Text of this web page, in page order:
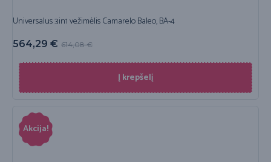
Universalus 3in1 vežimėlis Camarelo Baleo, BA-4
614,08€
564,29 €
Į krepšelį
Akcija!